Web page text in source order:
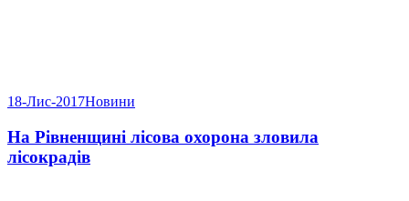
18-Лис-2017Новини
На Рівненщині лісова охорона зловила
лісокрадів